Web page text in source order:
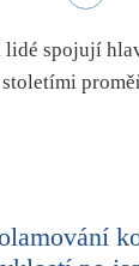
lidé spojují